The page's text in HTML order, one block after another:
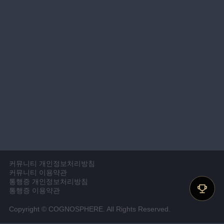
커뮤니티 개인정보처리방침
커뮤니티 이용약관
통행증 개인정보처리방침
통행증 이용약관
Copyright © COGNOSPHERE. All Rights Reserved.